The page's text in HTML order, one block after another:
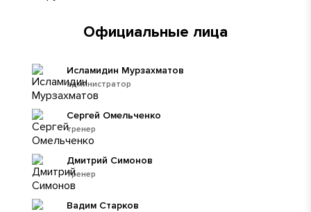
Официальные лица
администратор
Исламидин Мурзахматов
тренер
Сергей Омельченко
тренер
Дмитрий Симонов
Вадим Старков